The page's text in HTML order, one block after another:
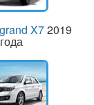
X72019
года